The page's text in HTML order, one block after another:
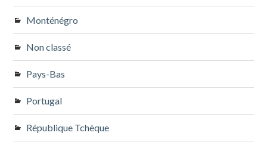
Monténégro
Non classé
Pays-Bas
Portugal
République Tchèque